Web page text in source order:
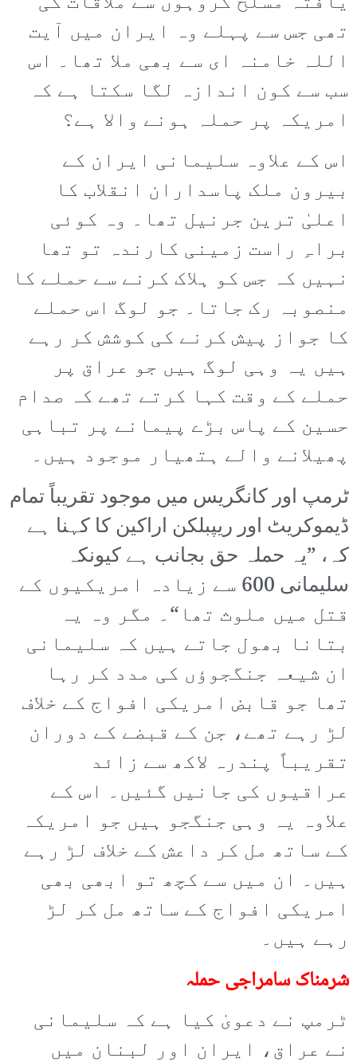
تھی جس سے پہلے وہ ایران میں آیت
اللہ خامنہ ای سے بھی ملا تھا۔ اس
سب سے کون اندازہ لگا سکتا ہے کہ
امریکہ پر حملہ ہونے والا ہے؟
اس کے علاوہ سلیمانی ایران کے
بیرون ملک پاسداران انقلاب کا
اعلیٰ ترین جرنیل تھا۔ وہ کوئی
براہِ راست زمینی کارندہ تو تھا
نہیں کہ جس کو ہلاک کرنے سے حملے کا
منصوبہ رک جاتا۔ جو لوگ اس حملے
کا جواز پیش کرنے کی کوشش کر رہے
ہیں یہ وہی لوگ ہیں جو عراق پر
حملے کے وقت کہا کرتے تھے کہ صدام
حسین کے پاس بڑے پیمانے پر تباہی
پھیلانے والے ہتھیار موجود ہیں۔
ٹرمپ اور کانگریس میں موجود تقریباً تمام
ڈیموکریٹ اور ریپبلکن اراکین کا کہنا ہے
کہ، ”یہ حملہ حق بجانب ہے کیونکہ
سلیمانی 600 سے زیادہ امریکیوں کے
قتل میں ملوث تھا“۔ مگر وہ یہ
بتانا بھول جاتے ہیں کہ سلیمانی
ان شیعہ جنگجوؤں کی مدد کر رہا
تھا جو قابض امریکی افواج کے خلاف
لڑ رہے تھے، جن کے قبضے کے دوران
تقریباً پندرہ لاکھ سے زائد
عراقیوں کی جانیں گئیں۔ اس کے
علاوہ یہ وہی جنگجو ہیں جو امریکہ
کے ساتھ مل کر داعش کے خلاف لڑ رہے
ہیں۔ ان میں سے کچھ تو ابھی بھی
امریکی افواج کے ساتھ مل کر لڑ
رہے ہیں۔
شرمناک سامراجی حملہ
ٹرمپ نے دعویٰ کیا ہے کہ سلیمانی
نے عراق، ایران اور لبنان میں